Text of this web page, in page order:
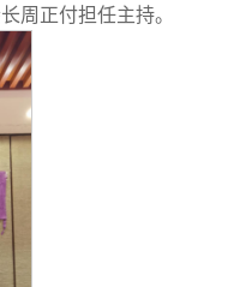
周正付担任主持。